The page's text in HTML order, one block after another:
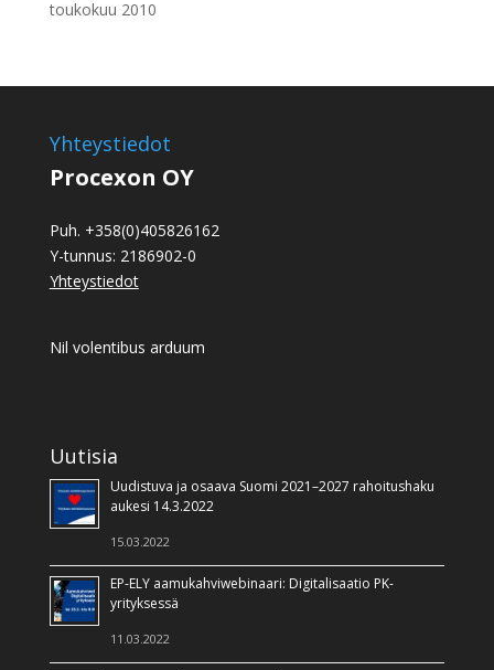
toukokuu 2010
Yhteystiedot
Procexon OY
Puh. +358(0)405826162
Y-tunnus: 2186902-0
Yhteystiedot
Nil volentibus arduum
Uutisia
Uudistuva ja osaava Suomi 2021–2027 rahoitushaku
aukesi 14.3.2022
15.03.2022
EP-ELY aamukahviwebinaari: Digitalisaatio PK-
yrityksessä
11.03.2022